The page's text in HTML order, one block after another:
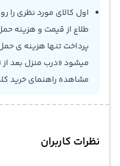
اول کالای مورد نظری
طلاع از قیمت و هزینه
پرداخت تنها هزینه ی حمل
میشود «درب منزل بعد از
مشاهده راهنمای خرید
نظرات کاربران